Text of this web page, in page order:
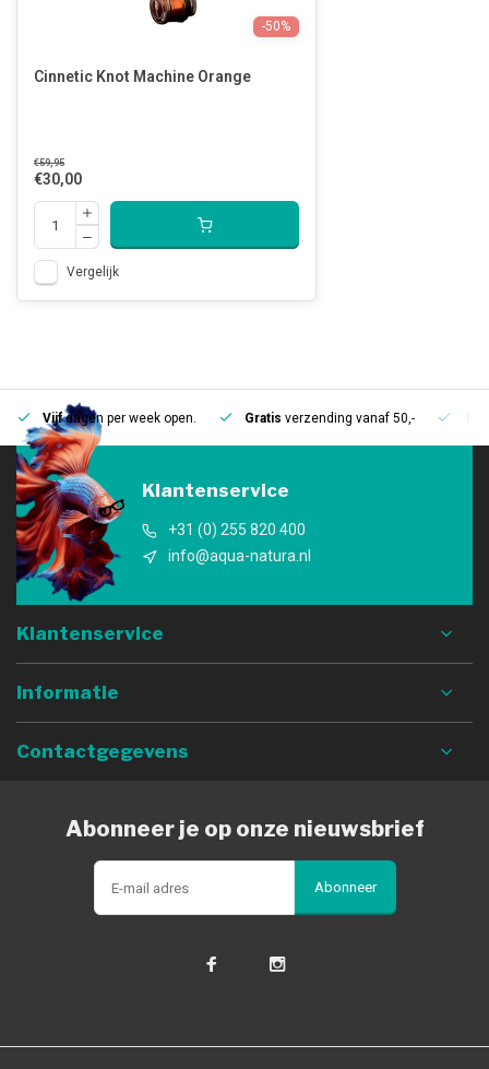
-50%
Cinnetic Knot Machine Orange
€59,95
€30,00
Vergelijk
Vijfdagen per week open. Gratis verzending vanaf 50,-
Klantenservice
+31 (0) 255 820 400
info@aqua-natura.nl
Klantenservice
Informatie
Contactgegevens
Abonneer je op onze nieuwsbrief
Abonneer